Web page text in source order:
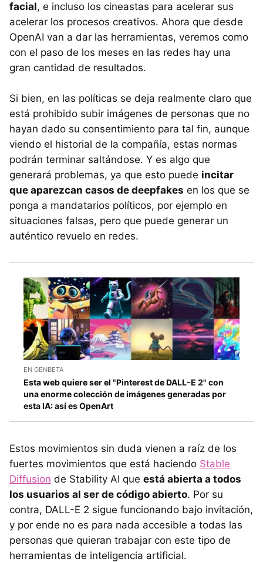
facial, e incluso los cineastas para acelerar sus
acelerar los procesos creativos. Ahora que desde
OpenAI van a dar las herramientas, veremos como
con el paso de los meses en las redes hay una
gran cantidad de resultados.
Si bien, en las políticas se deja realmente claro que
está prohibido subir imágenes de personas que no
hayan dado su consentimiento para tal fin, aunque
viendo el historial de la compañía, estas normas
podrán terminar saltándose. Y es algo que
generará problemas, ya que esto puede incitar
que aparezcan casos de deepfakes en los que se
ponga a mandatarios políticos, por ejemplo en
situaciones falsas, pero que puede generar un
auténtico revuelo en redes.
EN GENBETA
Esta web quiere ser el "Pinterest de DALL-E 2" con
una enorme colección de imágenes generadas por
esta IA: así es OpenArt
Estos movimientos sin duda vienen a raíz de los
fuertes movimientos que está haciendo Stable
Diffusion de Stability AI que está abierta a todos
los usuarios al ser de código abierto. Por su
contra, DALL-E 2 sigue funcionando bajo invitación,
y por ende no es para nada accesible a todas las
personas que quieran trabajar con este tipo de
herramientas de inteligencia artificial.